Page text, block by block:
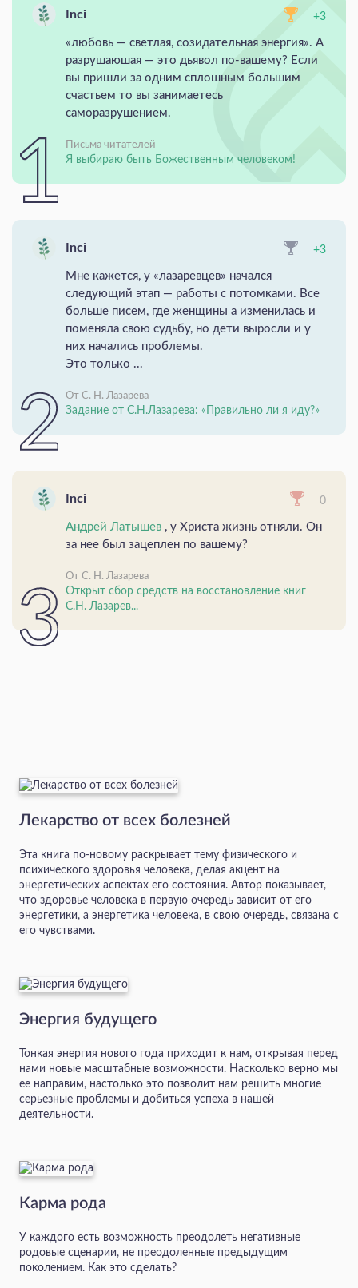
Inci +3
«любовь — светлая, созидательная энергия». А
разрушаюшая — это дьявол по-вашему? Если
вы пришли за одним сплошным большим
счастьем то вы занимаетесь
саморазрушением.
Письма читателей
Я выбираю быть Божественным человеком!
Inci +3
Мне кажется, у «лазаревцев» начался
следующий этап — работы с потомками. Все
больше писем, где женщины а изменилась и
поменяла свою судьбу, но дети выросли и у
них начались проблемы.
Это только ...
От С. Н. Лазарева
Задание от С.Н.Лазарева: «Правильно ли я иду?»
Inci 0
Андрей Латышев , у Христа жизнь отняли. Он
за нее был зацеплен по вашему?
От С. Н. Лазарева
Открыт сбор средств на восстановление книг
С.Н. Лазарев...
Лекарство от всех болезней
Эта книга по-новому раскрывает тему физического и
психического здоровья человека, делая акцент на
энергетических аспектах его состояния. Автор показывает,
что здоровье человека в первую очередь зависит от его
энергетики, а энергетика человека, в свою очередь, связана с
его чувствами.
Энергия будущего
Тонкая энергия нового года приходит к нам, открывая перед
нами новые масштабные возможности. Насколько верно мы
ее направим, настолько это позволит нам решить многие
серьезные проблемы и добиться успеха в нашей
деятельности.
Карма рода
У каждого есть возможность преодолеть негативные
родовые сценарии, не преодоленные предыдущим
поколением. Как это сделать?